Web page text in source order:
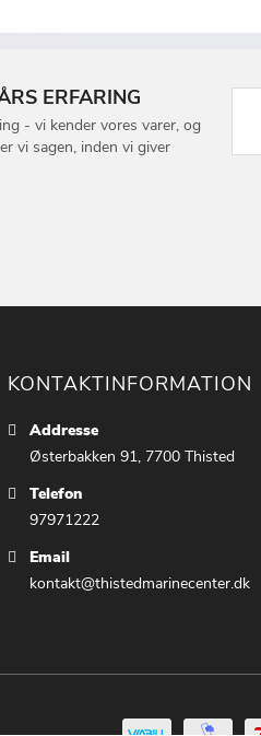
ERFARING
- vi kender vores varer, og
vi sagen, inden vi giver
KONTAKTINFORMATION
Addresse
Østerbakken 91, 7700 Thisted
Telefon
97971222
Email
kontakt@thistedmarinecenter.dk